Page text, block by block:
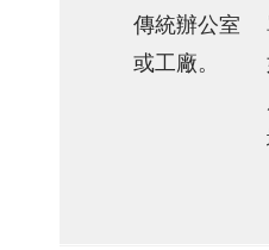
傳統辦公室
或工廠。